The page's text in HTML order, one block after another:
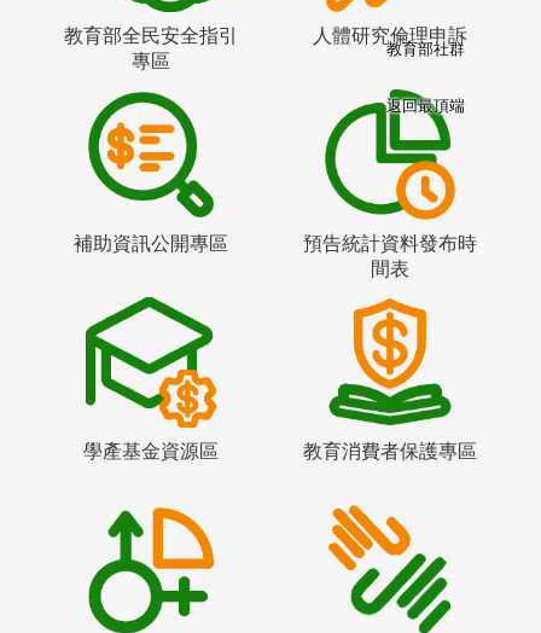
教育部全民安全指引
專區
人體研究倫理申訴
補助資訊公開專區
預告統計資料發布時
間表
學產基金資源區 教育消費者保護專區
教育部社群
返回最頂端